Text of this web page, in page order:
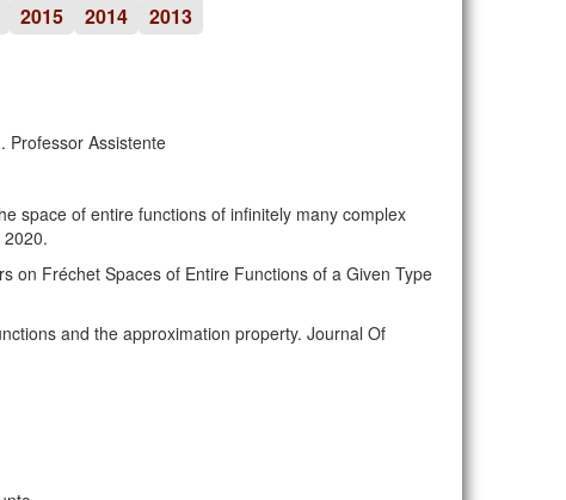
2015 2014 2013
Professor Assistente
space of entire functions of infinitely many complex
on Fréchet Spaces of Entire Functions of a Given Type
and the approximation property. Journal Of